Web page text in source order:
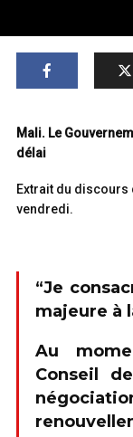
Mali. Le
délai
Extrait du discours
vendredi.
“Je
majeure à
Au
Conseil